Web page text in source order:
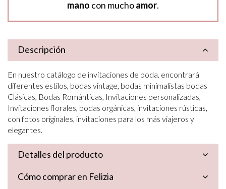
mano con muchoamor.
Descripción
En nuestro catálogo de invitaciones de boda. encontrará
diferentes estilos, bodas vintage, bodas minimalistas bodas
Clásicas, Bodas Románticas, Invitaciones personalizadas,
Invitaciones florales, bodas orgánicas, invitaciones rústicas,
con fotos originales, invitaciones para los más viajeros y
elegantes.
Detalles del producto
Cómo comprar en Felizia